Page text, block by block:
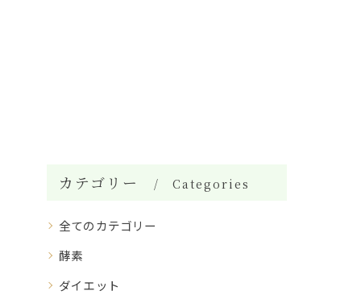
カテゴリー Categories
全てのカテゴリー
酵素
ダイエット